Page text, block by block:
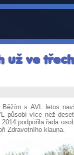
už ve
Běžím s AVL letos
působí více než
podpořila řada
Zdravotního klauna.